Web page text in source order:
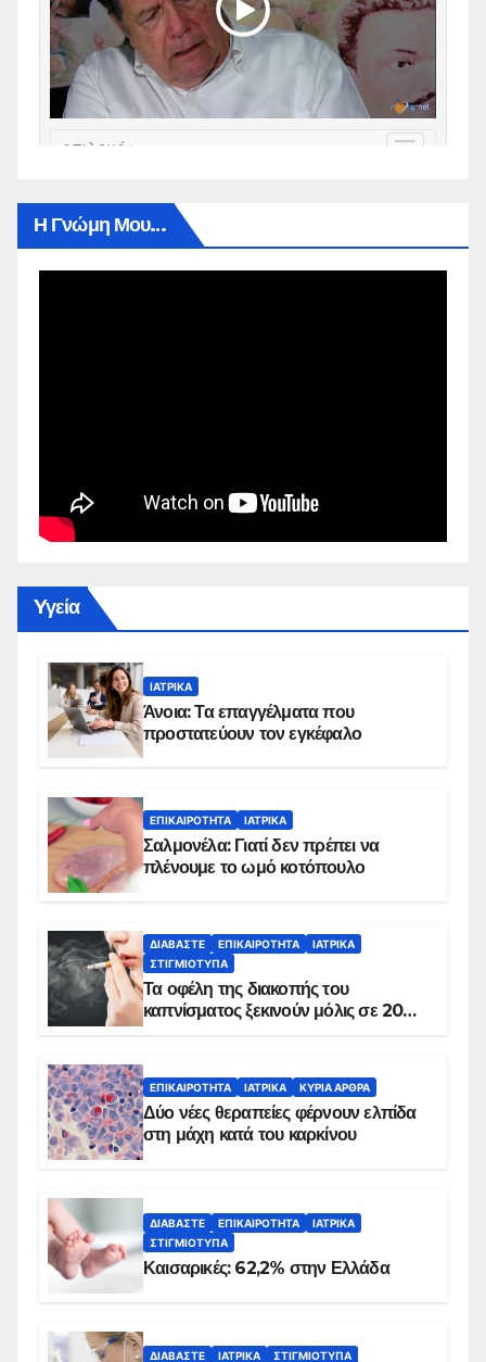
Η Γνώμη Μου…
Yγεία
ΙΑΤΡΙΚΆ
Άνοια: Τα επαγγέλματα που
προστατεύουν τον εγκέφαλο
ΕΠΙΚΑΙΡΌΤΗΤΑ ΙΑΤΡΙΚΆ
Σαλμονέλα: Γιατί δεν πρέπει να
πλένουμε το ωμό κοτόπουλο
ΔΙΑΒΆΣΤΕ ΕΠΙΚΑΙΡΌΤΗΤΑ
ΙΑΤΡΙΚΆ
ΣΤΙΓΜΙΌΤΥΠΑ
Τα οφέλη της διακοπής του
καπνίσματος ξεκινούν μόλις σε 20
ΕΠΙΚΑΙΡΌΤΗΤΑ ΙΑΤΡΙΚΆ ΚΥΡΙΑ ΑΡΘΡΑ
Δύο νέες θεραπείες φέρνουν ελπίδα
στη μάχη κατά του καρκίνου
ΔΙΑΒΆΣΤΕ ΕΠΙΚΑΙΡΌΤΗΤΑ
ΙΑΤΡΙΚΆ
ΣΤΙΓΜΙΌΤΥΠΑ
Καισαρικές: 62,2% στην Ελλάδα
ΔΙΑΒΆΣΤΕ ΙΑΤΡΙΚΆ ΣΤΙΓΜΙΌΤΥΠΑ